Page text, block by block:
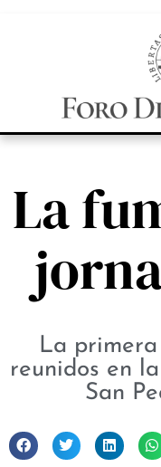
La
La
reunidos en
San